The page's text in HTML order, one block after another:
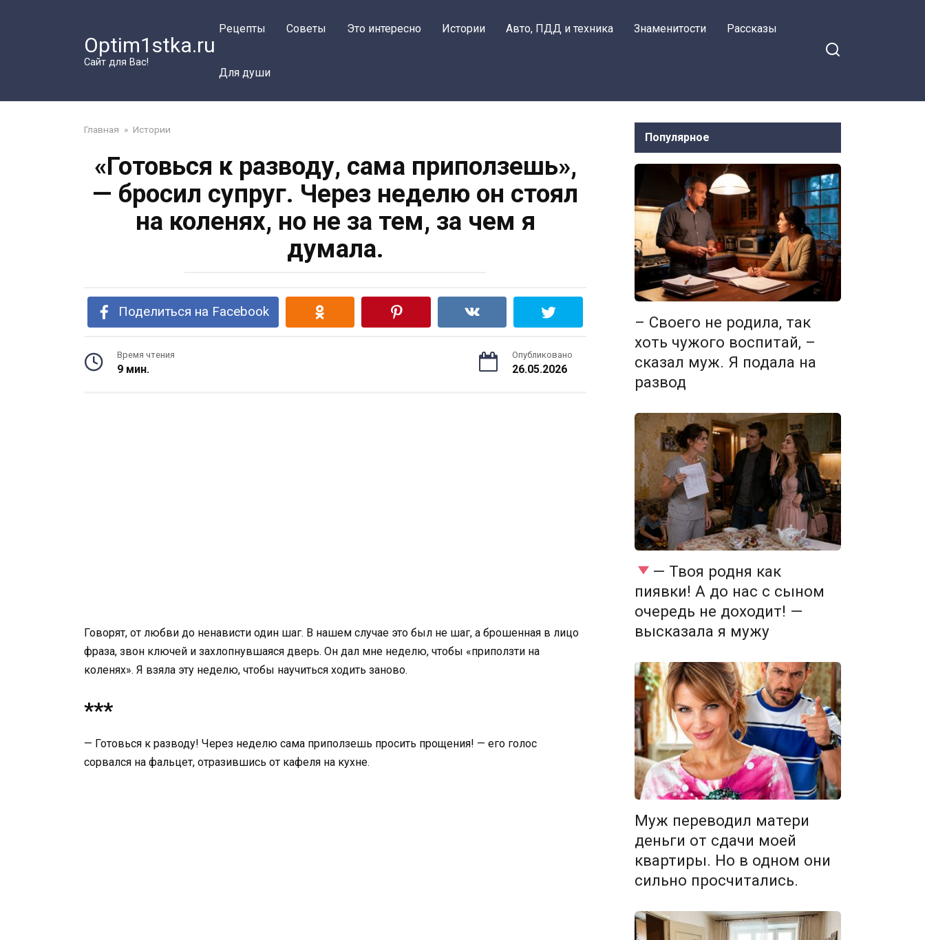
Optim1stka.ru
Сайт для Вас!
Рецепты Советы Это интересно Истории Авто, ПДД и техника Знаменитости Рассказы
Для души
Главная » Истории
«Готовься к разводу, сама приползешь»,
— бросил супруг. Через неделю он стоял
на коленях, но не за тем, за чем я
думала.
Поделиться на Facebook
Время чтения
9 мин.
Опубликовано
26.05.2026
Говорят, от любви до ненависти один шаг. В нашем случае это был не шаг, а брошенная в лицо
фраза, звон ключей и захлопнувшаяся дверь. Он дал мне неделю, чтобы «приползти на
коленях». Я взяла эту неделю, чтобы научиться ходить заново.
***
— Готовься к разводу! Через неделю сама приползешь просить прощения! — его голос
сорвался на фальцет, отразившись от кафеля на кухне.
Популярное
– Своего не родила, так
хоть чужого воспитай, –
сказал муж. Я подала на
развод
— Твоя родня как
пиявки! А до нас с сыном
очередь не доходит! —
высказала я мужу
Муж переводил матери
деньги от сдачи моей
квартиры. Но в одном они
сильно просчитались.